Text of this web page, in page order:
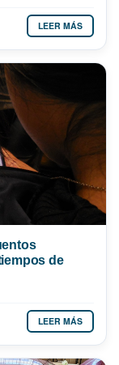
LEER MÁS
de
LEER MÁS